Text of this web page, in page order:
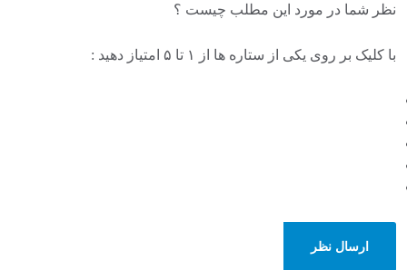
نظر شما در مورد این مطلب چیست ؟
با کلیک بر روی یکی از ستاره ها از ۱ تا ۵ امتیاز دهید :
ارسال نظر